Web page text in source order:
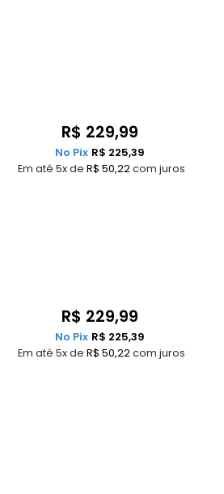
R$ 229,99
Em até 5x de R$ 50,22com juros
No Pix R$ 225,39
R$ 229,99
Em até 5x de R$ 50,22com juros
No Pix R$ 225,39